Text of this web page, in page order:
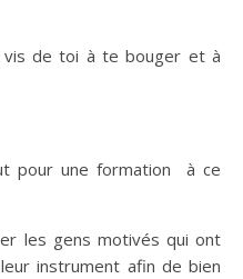
vis de toi à te bouger et à
pour une formation à ce
les gens motivés qui ont
instrument afin de bien